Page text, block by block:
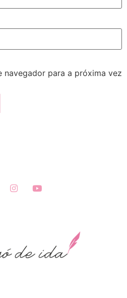
navegador para a próxima vez